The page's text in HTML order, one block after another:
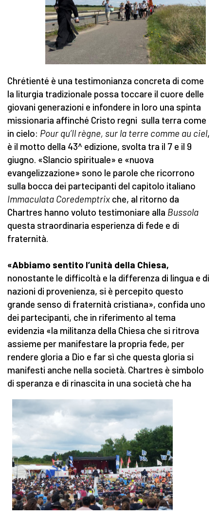
Chrétienté è una testimonianza concreta di come
la liturgia tradizionale possa toccare il cuore delle
giovani generazioni e infondere in loro una spinta
missionaria affinché Cristo regni sulla terra come
in cielo: Pour qu’Il règne, sur la terre comme au ciel,
è il motto della 43^ edizione, svolta tra il 7 e il 9
giugno. «Slancio spirituale» e «nuova
evangelizzazione» sono le parole che ricorrono
sulla bocca dei partecipanti del capitolo italiano
Immaculata Coredemptrix che, al ritorno da
Chartres hanno voluto testimoniare alla Bussola
questa straordinaria esperienza di fede e di
fraternità.
«Abbiamo sentito l’unità della Chiesa,
nonostante le difficoltà e la differenza di lingua e di
nazioni di provenienza, si è percepito questo
grande senso di fraternità cristiana», confida uno
dei partecipanti, che in riferimento al tema
evidenzia «la militanza della Chiesa che si ritrova
assieme per manifestare la propria fede, per
rendere gloria a Dio e far sì che questa gloria si
manifesti anche nella società. Chartres è simbolo
di speranza e di rinascita in una società che ha